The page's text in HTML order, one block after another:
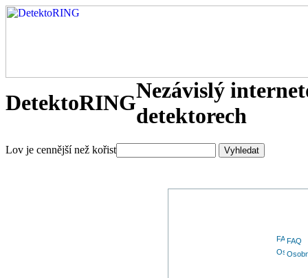
DetektoRINGNezávislý
detektorech
Lov je cennější než kořist
FAQ